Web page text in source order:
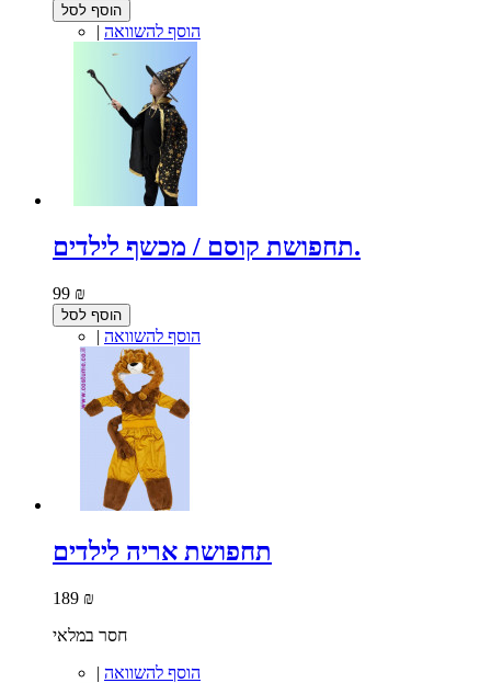
הוסף לסל
| הוסף להשוואה
תחפושת קוסם / מכשף לילדים.
99 ₪
הוסף לסל
| הוסף להשוואה
תחפושת אריה לילדים
189 ₪
חסר במלאי
| הוסף להשוואה